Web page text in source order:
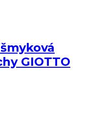
GIOTTO